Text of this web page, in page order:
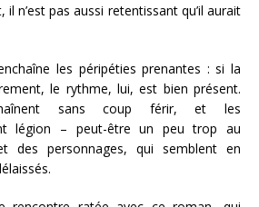
n’est pas aussi retentissant qu’il aurait
les péripéties prenantes : si la
le rythme, lui, est bien présent.
sans coup férir, et les
légion – peut-être un peu trop au
des personnages, qui semblent en